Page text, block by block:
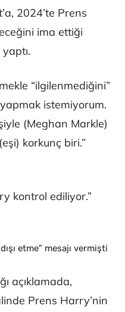
2024’te Prens
ima ettiği
“ilgilenmediğini”
istemiyorum.
(Meghan Markle)
korkunç biri.”
kontrol ediliyor.”
etme” mesajı vermişti
açıklamada,
Prens Harry’nin